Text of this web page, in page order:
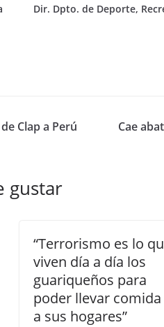
Dir. Dpto. de Deporte,
Clap a Perú
Cae
gustar
“Terrorismo es lo
viven día a día los
guariqueños para
poder llevar comida
a sus hogares”